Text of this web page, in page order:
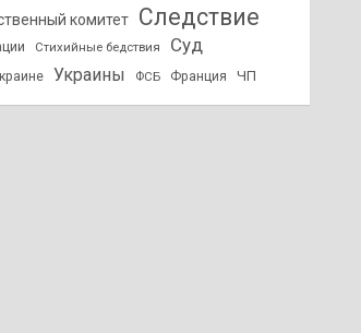
комитет Следствие
Стихийные бедствия Суд
Украины ФСБ Франция ЧП